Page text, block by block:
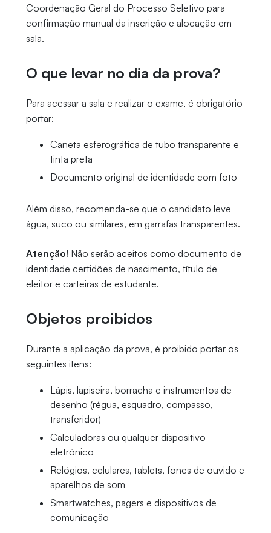
Coordenação Geral do Processo Seletivo para
confirmação manual da inscrição e alocação em
sala.
O que levar no dia da prova?
Para acessar a sala e realizar o exame, é obrigatório
portar:
Caneta esferográfica de tubo transparente e
tinta preta
Documento original de identidade com foto
Além disso, recomenda-se que o candidato leve
água, suco ou similares, em garrafas transparentes.
Atenção! Não serão aceitos como documento de
identidade certidões de nascimento, título de
eleitor e carteiras de estudante.
Objetos proibidos
Durante a aplicação da prova, é proibido portar os
seguintes itens:
Lápis, lapiseira, borracha e instrumentos de
desenho (régua, esquadro, compasso,
transferidor)
Calculadoras ou qualquer dispositivo
eletrônico
Relógios, celulares, tablets, fones de ouvido e
aparelhos de som
Smartwatches, pagers e dispositivos de
comunicação